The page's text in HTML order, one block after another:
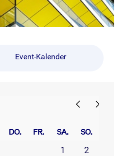
Event-Kalender
DO. FR. SA. SO.
1
2